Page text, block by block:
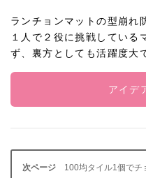
ランチョンマットの型崩れ
１人で２役に挑戦している
ず、裏方としても活躍度大
アイデ
100均タイル1個でチ